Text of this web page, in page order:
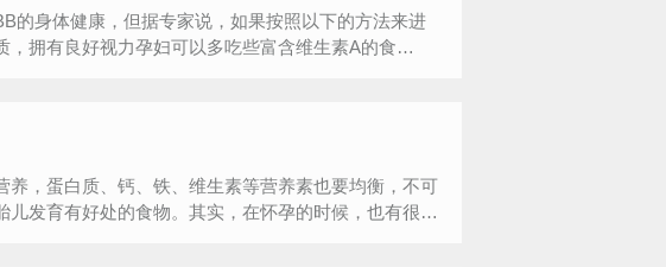
的身体健康，但据专家说，如果按照以下的方法来进
拥有良好视力孕妇可以多吃些富含维生素A的食
养，蛋白质、钙、铁、维生素等营养素也要均衡，不可
发育有好处的食物。其实，在怀孕的时候，也有很多